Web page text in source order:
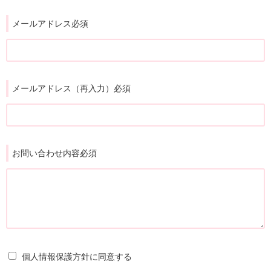
メールアドレス必須
メールアドレス（再入力）必須
お問い合わせ内容必須
個人情報保護方針に同意する